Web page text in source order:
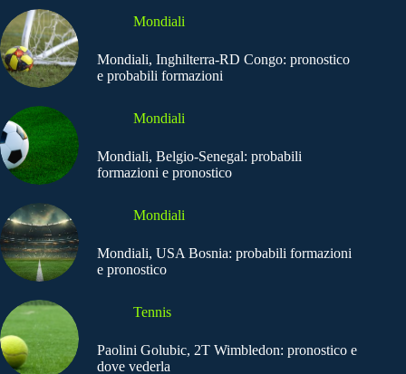
Mondiali
Mondiali, Inghilterra-RD Congo: pronostico
e probabili formazioni
Mondiali
Mondiali, Belgio-Senegal: probabili
formazioni e pronostico
Mondiali
Mondiali, USA Bosnia: probabili formazioni
e pronostico
Tennis
Paolini Golubic, 2T Wimbledon: pronostico e
dove vederla